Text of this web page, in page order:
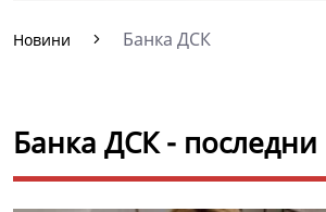
Новини Банка ДСК
Банка ДСК -